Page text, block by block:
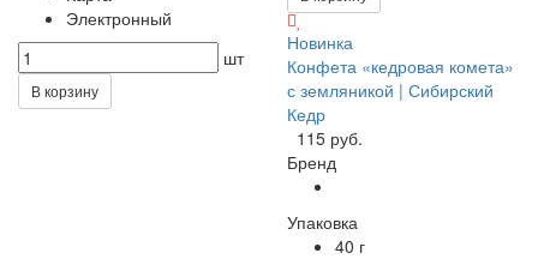
Электронный
шт
В корзину
Новинка
Конфета «кедровая комета»
с земляникой | Сибирский
Кедр
115 руб.
Бренд
Упаковка
40 г